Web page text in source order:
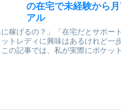
の在宅で未経験から
アル
に稼げるの？」「在宅だとサポー
トレディに興味はあるけれど一
の記事では、私が実際にポケッ